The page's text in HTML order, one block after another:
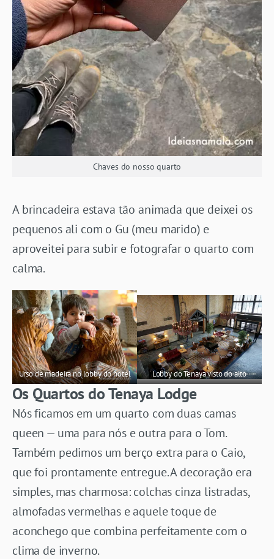
Chaves do nosso quarto
A brincadeira estava tão animada que deixei os
pequenos ali com o Gu (meu marido) e
aproveitei para subir e fotografar o quarto com
calma.
Urso de madeira no lobby do hotel Lobby do Tenaya visto do alto
Os Quartos do Tenaya Lodge
Nós ficamos em um quarto com duas camas
queen — uma para nós e outra para o Tom.
Também pedimos um berço extra para o Caio,
que foi prontamente entregue. A decoração era
simples, mas charmosa: colchas cinza listradas,
almofadas vermelhas e aquele toque de
aconchego que combina perfeitamente com o
clima de inverno.